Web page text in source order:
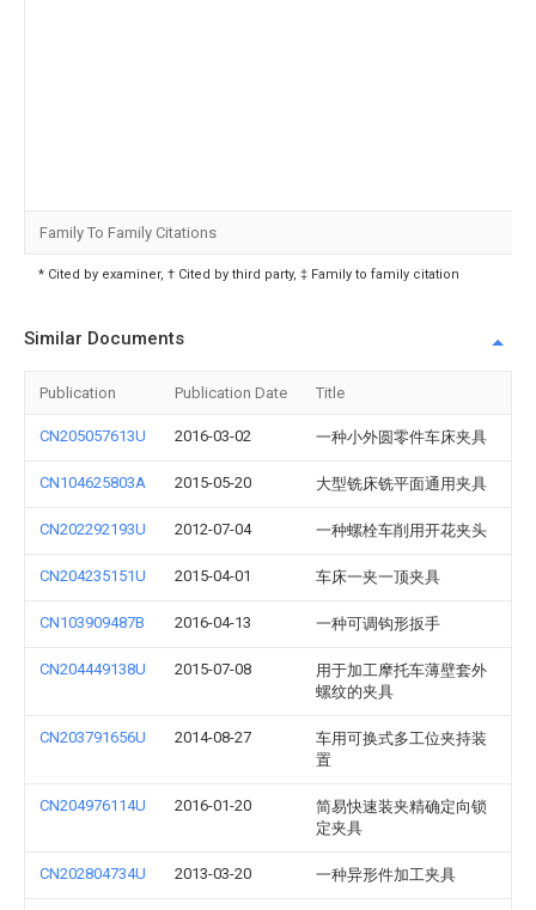
Family To Family Citations
* Cited by examiner, † Cited by third party, ‡ Family to family citation
Similar Documents
Publication Publication Date Title
CN205057613U 2016-03-02 一种小外圆零件车床夹具
CN104625803A 2015-05-20 大型铣床铣平面通用夹具
CN202292193U 2012-07-04 一种螺栓车削用开花夹头
CN204235151U 2015-04-01 车床一夹一顶夹具
CN103909487B 2016-04-13 一种可调钩形扳手
CN204449138U 2015-07-08
用于加工摩托车薄壁套外
螺纹的夹具
CN203791656U 2014-08-27
车用可换式多工位夹持装
置
CN204976114U 2016-01-20
简易快速装夹精确定向锁
定夹具
CN202804734U 2013-03-20 一种异形件加工夹具